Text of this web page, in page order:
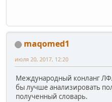
maqomed1
июля 20, 2017, 12:20
Международный конланг
бы лучше анализировать
полученный словарь.